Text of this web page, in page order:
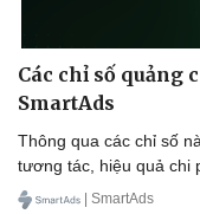
Khởi nghiệp
Các chỉ số quảng
SmartAds
Thông qua các chỉ số
tương tác, hiệu quả chi
| SmartAds